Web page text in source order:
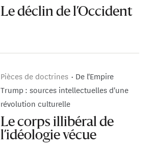
Le déclin de l’Occident
Pièces de doctrines
De l'Empire
Trump : sources intellectuelles d'une
révolution culturelle
Le corps illibéral de
l’idéologie vécue